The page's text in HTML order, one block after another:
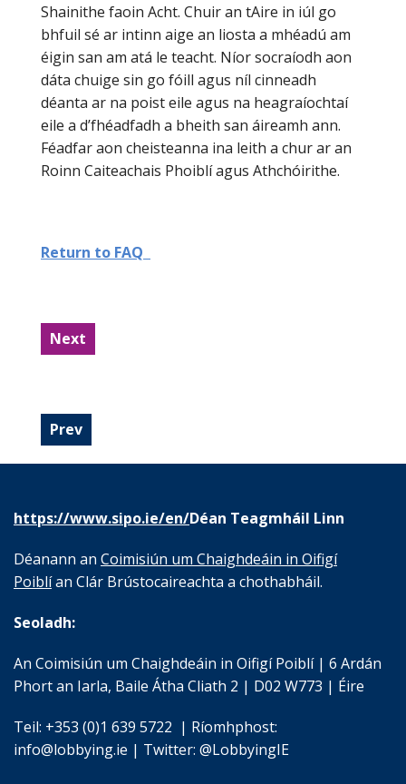
Shainithe faoin Acht. Chuir an tAire in iúl go
bhfuil sé ar intinn aige an liosta a mhéadú am
éigin san am atá le teacht. Níor socraíodh aon
dáta chuige sin go fóill agus níl cinneadh
déanta ar na poist eile agus na heagraíochtaí
eile a d’fhéadfadh a bheith san áireamh ann.
Féadfar aon cheisteanna ina leith a chur ar an
Roinn Caiteachais Phoiblí agus Athchóirithe.
Return to FAQ
Next
Prev
https://www.sipo.ie/en/Déan Teagmháil Linn
Déanann an Coimisiún um Chaighdeáin in Oifigí
Poiblían Clár Brústocaireachta a chothabháil.
Seoladh:
An Coimisiún um Chaighdeáin in Oifigí Poiblí | 6 Ardán
Phort an Iarla, Baile Átha Cliath 2 | D02 W773 | Éire
Teil: +353 (0)1 639 5722 | Ríomhphost:
info@lobbying.ie | Twitter: @LobbyingIE